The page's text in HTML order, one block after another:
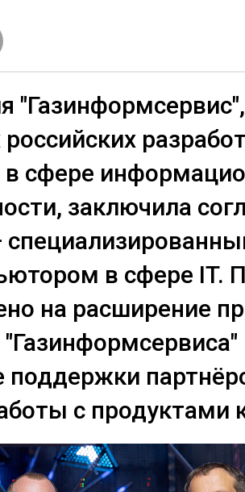
сфере
заключила
в сфере IT.
на расширение
поддержки
с продуктами